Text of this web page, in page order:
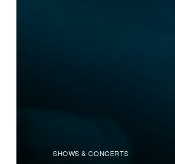
SHOWS & CONCERTS